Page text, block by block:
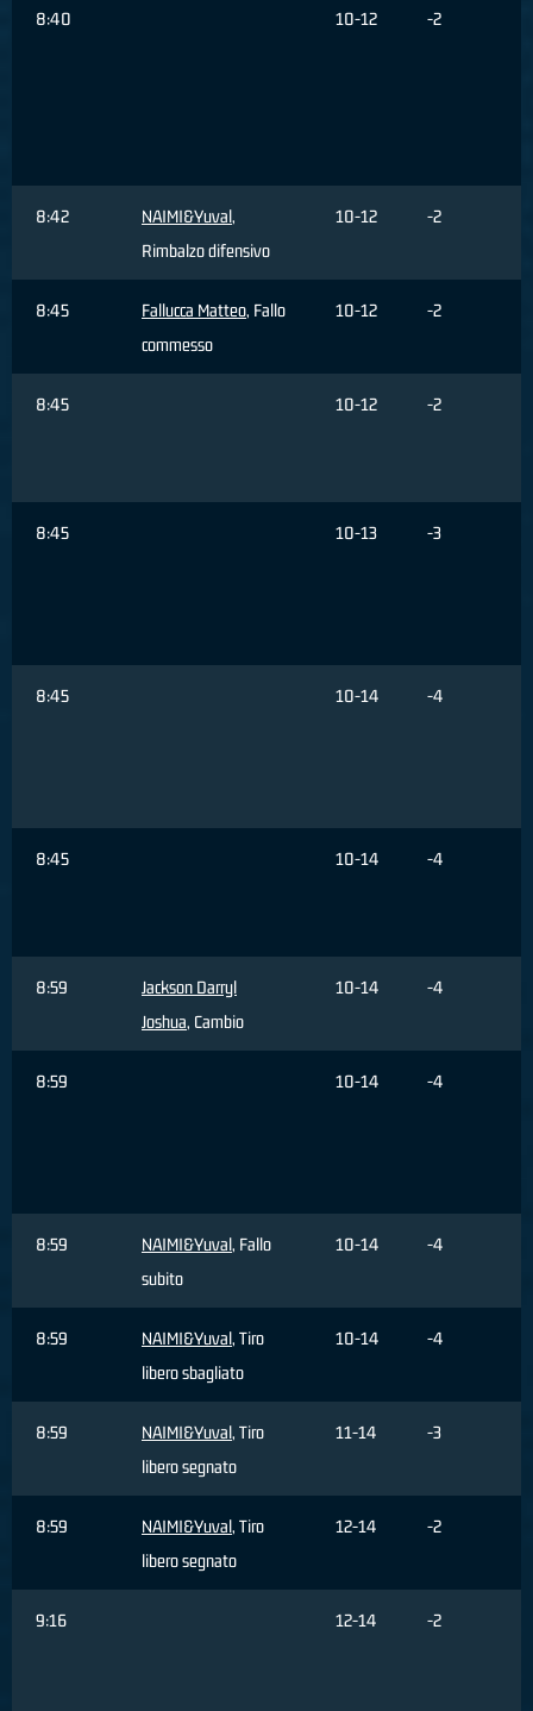
8:40 10-12 -2
8:42 NAIMI&Yuval,
Rimbalzo difensivo
10-12 -2
8:45 Fallucca Matteo, Fallo
commesso
10-12 -2
8:45 10-12 -2
8:45 10-13 -3
8:45 10-14 -4
8:45 10-14 -4
8:59
Jackson Darryl
Joshua, Cambio
10-14 -4
8:59 10-14 -4
8:59 NAIMI&Yuval, Fallo
subito
10-14 -4
8:59 NAIMI&Yuval, Tiro
libero sbagliato
10-14 -4
8:59 NAIMI&Yuval, Tiro
libero segnato
11-14 -3
8:59 NAIMI&Yuval, Tiro
libero segnato
12-14 -2
9:16 12-14 -2